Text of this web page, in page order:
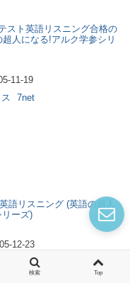
スト英語リスニング合格の
人になる!アルク学参シリ
11-19
7net
語リスニング (英語の超人
ーズ)
12-23
7net
検索 Top